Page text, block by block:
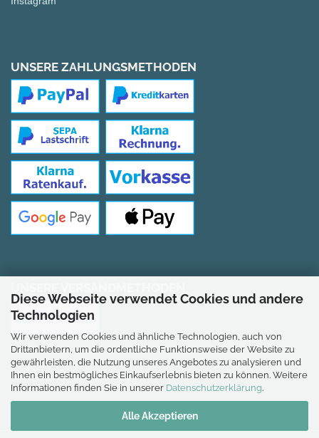
Diese Webseite verwendet Cookies und andere
Technologien
Wir verwenden Cookies und ähnliche Technologien, auch von
Drittanbietern, um die ordentliche Funktionsweise der Website zu
gewährleisten, die Nutzung unseres Angebotes zu analysieren und
Ihnen ein bestmögliches Einkaufserlebnis bieten zu können. Weitere
Informationen finden Sie in unserer Datenschutzerklärung.
Alle Akzeptieren
UNSERE ZAHLUNGSMETHODEN
*Gilt für Lieferungen nach Deutschland.